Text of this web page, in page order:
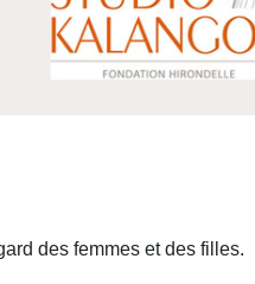
des femmes et des filles.